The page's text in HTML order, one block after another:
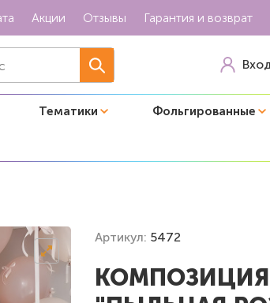
Акции Отзывы Гарантия и возврат
Тематики Фольгированные
Артикул: 5472